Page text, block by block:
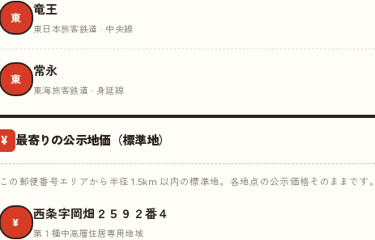
東
竜王
東日本旅客鉄道 · 中央線
東
常永
東海旅客鉄道 · 身延線
¥ 最寄りの公示地価（標準地）
この郵便番号エリアから半径 1.5km 以内の標準地。各地点の公示価格そのままです。
¥
西条字岡畑２５９２番４
第１種中高層住居専用地域